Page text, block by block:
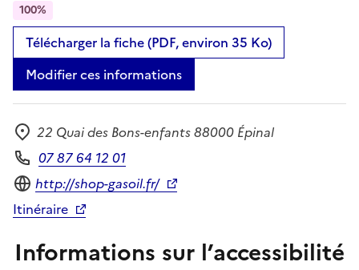
100%
Télécharger la fiche (PDF, environ 35 Ko)
Modifier ces informations
Adresse
22 Quai des Bons-enfants 88000 Épinal
Téléphone
07 87 64 12 01
Site internet
http://shop-gasoil.fr/
Itinéraire
Informations sur l’accessibilité